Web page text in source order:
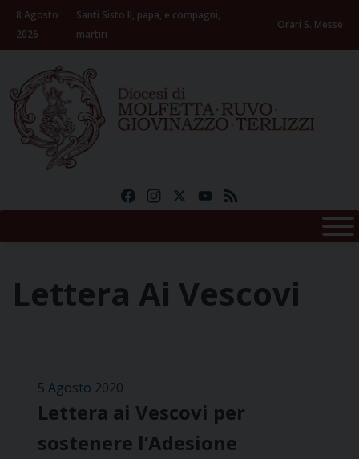
Skip
content
8 Agosto
2026
Santi Sisto II, papa, e compagni,
martiri
Orari S. Messe
FacebookInstagramYouTube
Lettera Ai Vescovi
5 Agosto 2020
Lettera ai Vescovi per
sostenere l’Adesione